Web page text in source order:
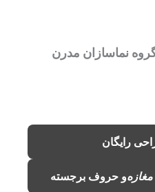
نماسازان مدرن
رایگان
و حروف برجسته